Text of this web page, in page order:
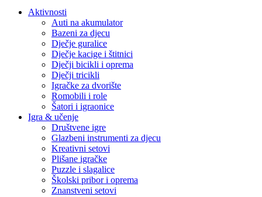
Aktivnosti
Auti na akumulator
Bazeni za djecu
Dječje guralice
Dječje kacige i štitnici
Dječji bicikli i oprema
Dječji tricikli
Igračke za dvorište
Romobili i role
Šatori i igraonice
Igra & učenje
Društvene igre
Glazbeni instrumenti za djecu
Kreativni setovi
Plišane igračke
Puzzle i slagalice
Školski pribor i oprema
Znanstveni setovi